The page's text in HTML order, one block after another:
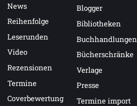
News
Reihenfolge
Leserunden
Video
Rezensionen
Termine
Coverbewertung
Blogger
Bibliotheken
Buchhandlungen
Bücherschränke
Verlage
Presse
Termine import